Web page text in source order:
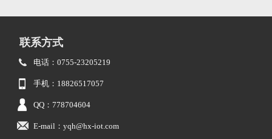
联系方式
电话：0755-23205219
手机：18826517057
QQ：778704604
E-mail：yqh@hx-iot.com